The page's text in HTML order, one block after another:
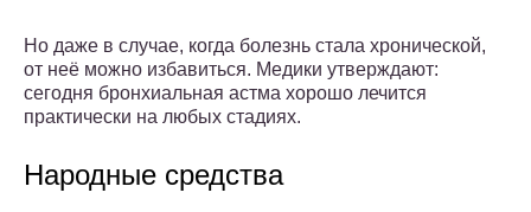
Но даже в случае, когда болезнь стала хронической,
от неё можно избавиться. Медики утверждают:
сегодня бронхиальная астма хорошо лечится
практически на любых стадиях.
Народные средства